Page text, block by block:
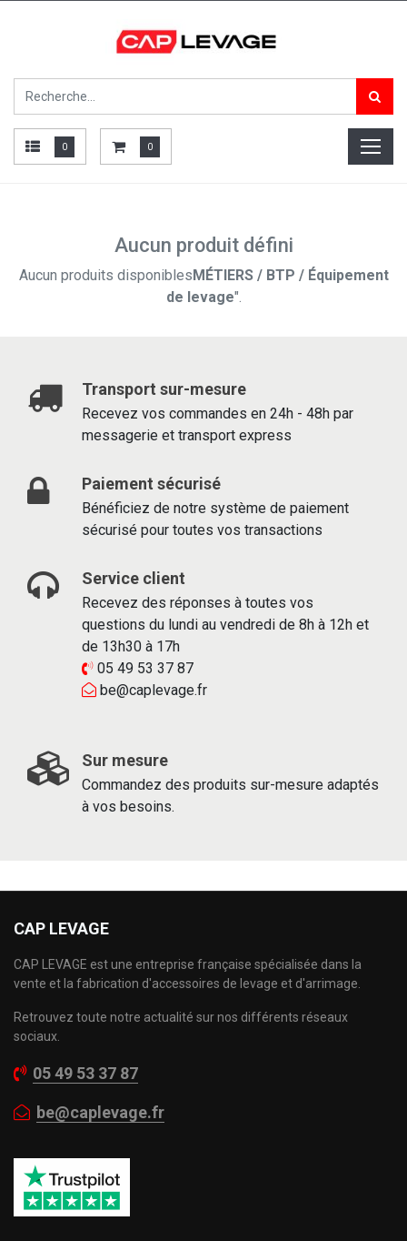
0 0
Aucun produit défini
Aucun produits disponiblesMÉTIERS / BTP / Équipement
de levage".
Transport sur-mesure
Recevez vos commandes en 24h - 48h par
messagerie et transport express
Paiement sécurisé
Bénéficiez de notre système de paiement
sécurisé pour toutes vos transactions
Service client
Recevez des réponses à toutes vos
questions du lundi au vendredi de 8h à 12h et
de 13h30 à 17h
05 49 53 37 87
be@caplevage.fr
Sur mesure
Commandez des produits sur-mesure adaptés
à vos besoins.
CAP LEVAGE
CAP LEVAGE est une entreprise française spécialisée dans la
vente et la fabrication d'accessoires de levage et d'arrimage.
Retrouvez toute notre actualité sur nos différents réseaux
sociaux.
05 49 53 37 87
be@caplevage.fr